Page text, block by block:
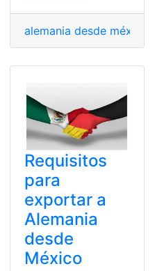
BBVA México,ciudad de
alemania desde méxico
Requisitos
para
exportar a
Alemania
desde
México